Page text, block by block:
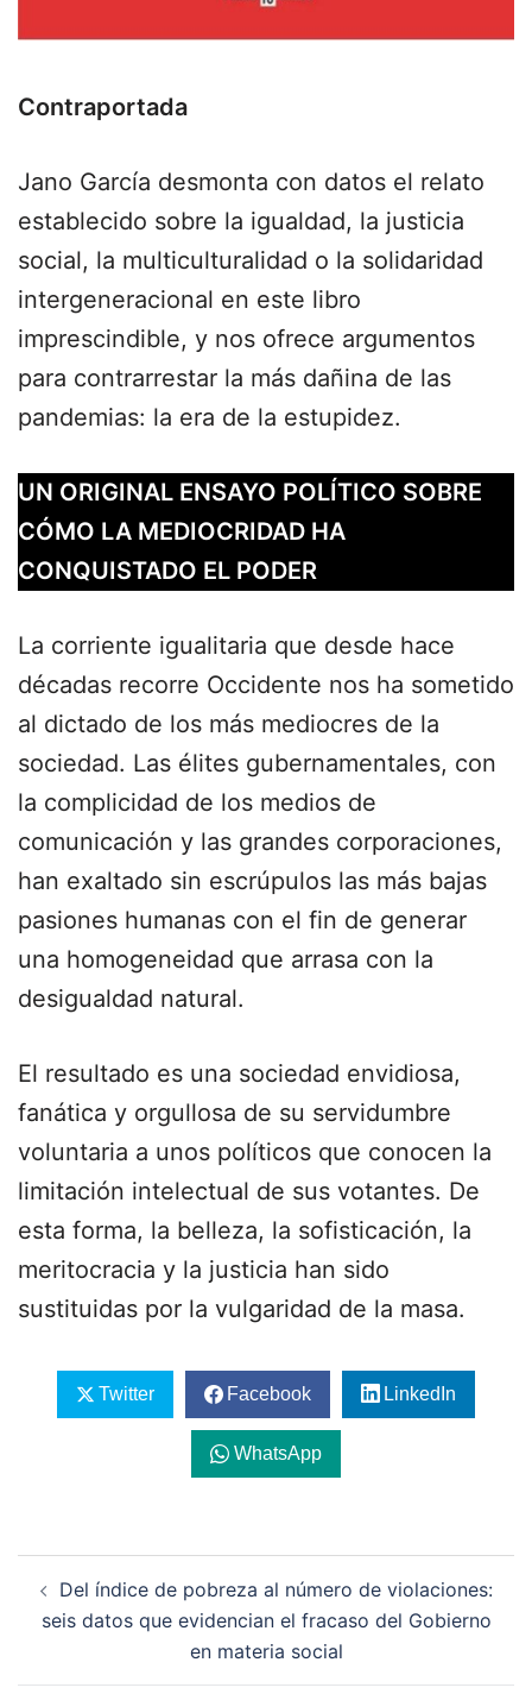
Contraportada
Jano García desmonta con datos el relato
establecido sobre la igualdad, la justicia
social, la multiculturalidad o la solidaridad
intergeneracional en este libro
imprescindible, y nos ofrece argumentos
para contrarrestar la más dañina de las
pandemias: la era de la estupidez.
UN ORIGINAL ENSAYO POLÍTICO SOBRE
CÓMO LA MEDIOCRIDAD HA
CONQUISTADO EL PODER
La corriente igualitaria que desde hace
décadas recorre Occidente nos ha sometido
al dictado de los más mediocres de la
sociedad. Las élites gubernamentales, con
la complicidad de los medios de
comunicación y las grandes corporaciones,
han exaltado sin escrúpulos las más bajas
pasiones humanas con el fin de generar
una homogeneidad que arrasa con la
desigualdad natural.
El resultado es una sociedad envidiosa,
fanática y orgullosa de su servidumbre
voluntaria a unos políticos que conocen la
limitación intelectual de sus votantes. De
esta forma, la belleza, la sofisticación, la
meritocracia y la justicia han sido
sustituidas por la vulgaridad de la masa.
Twitter Facebook LinkedIn
WhatsApp
de
entradas
Del índice de pobreza al número de violaciones:
seis datos que evidencian el fracaso del Gobierno
en materia social